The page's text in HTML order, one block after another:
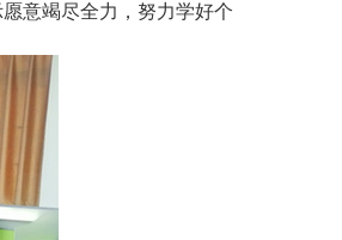
意竭尽全力，努力学好个